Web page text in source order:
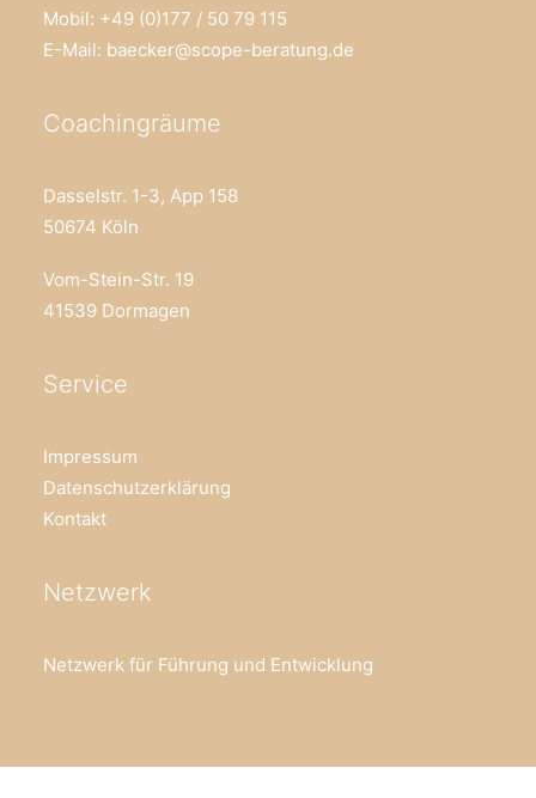
Mobil: +49 (0)177 / 50 79 115
E-Mail: baecker@scope-beratung.de
Coachingräume
Dasselstr. 1-3, App 158
50674 Köln
Vom-Stein-Str. 19
41539 Dormagen
Service
Impressum
Datenschutzerklärung
Kontakt
Netzwerk
Netzwerk für Führung und Entwicklung